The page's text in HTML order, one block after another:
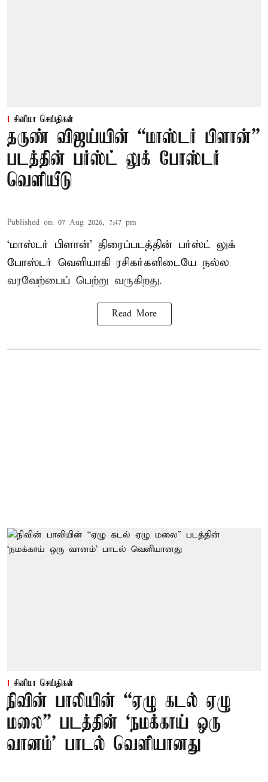
சினிமா செய்திகள்
தருண் விஜய்யின் “மாஸ்டர் பிளான்”
படத்தின் பர்ஸ்ட் லுக் போஸ்டர்
வெளியீடு
Published on: 07 Aug 2026, 7:47 pm
‘மாஸ்டர் பிளான்’ திரைப்படத்தின் பர்ஸ்ட் லுக்
போஸ்டர் வெளியாகி ரசிகர்களிடையே நல்ல
வரவேற்பைப் பெற்று வருகிறது.
Read More
சினிமா செய்திகள்
நிவின் பாலியின் “ஏழு கடல் ஏழு
மலை” படத்தின் ‘நமக்காய் ஒரு
வானம்’ பாடல் வெளியானது